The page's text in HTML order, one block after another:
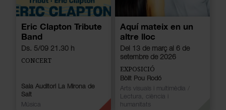
Eric Clapton Tribute
Band
Ds. 5/09 21.30 h
CONCERT
Sala Auditori La Mirona de
Salt
Música
Aquí mateix en un
altre lloc
Del 13 de març al 6 de
setembre de 2026
EXPOSICIÓ
Bòlit Pou Rodó
Arts visuals i multimèdia
Lectura, ciència i
humanitats